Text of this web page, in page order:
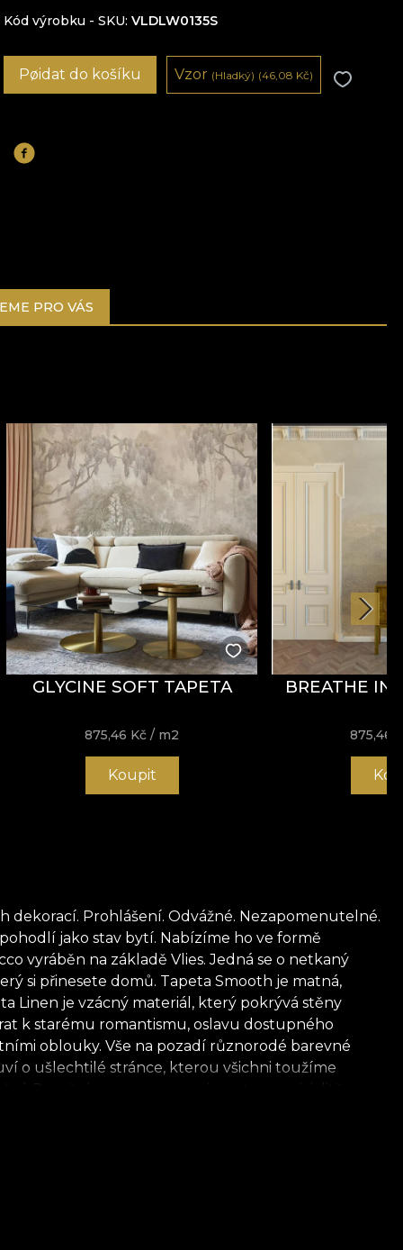
Kód výrobku - SKU VLDLW0135S
Pøidat do košíku Vzor (Hladký) (46,08 Kč)
PRO VÁS
GLYCINE SOFT TAPETA
875,46 Kč / m2
Koupit
BREATHE
875,46
Prohlášení. Odvážné. Nezapomenutelné.
jako stav bytí. Nabízíme ho ve formě
vyráběn na základě Vlies. Jedná se o netkaný
si přinesete domů. Tapeta Smooth je matná,
Linen je vzácný materiál, který pokrývá stěny
k starému romantismu, oslavu dostupného
oblouky. Vše na pozadí různorodé barevné
o ušlechtilé stránce, kterou všichni toužíme